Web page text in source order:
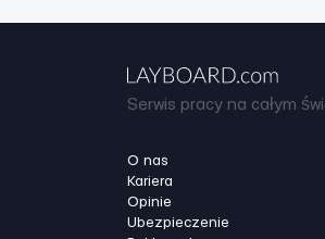
Serwis pracy na całym
O nas
Kariera
Opinie
Ubezpieczenie